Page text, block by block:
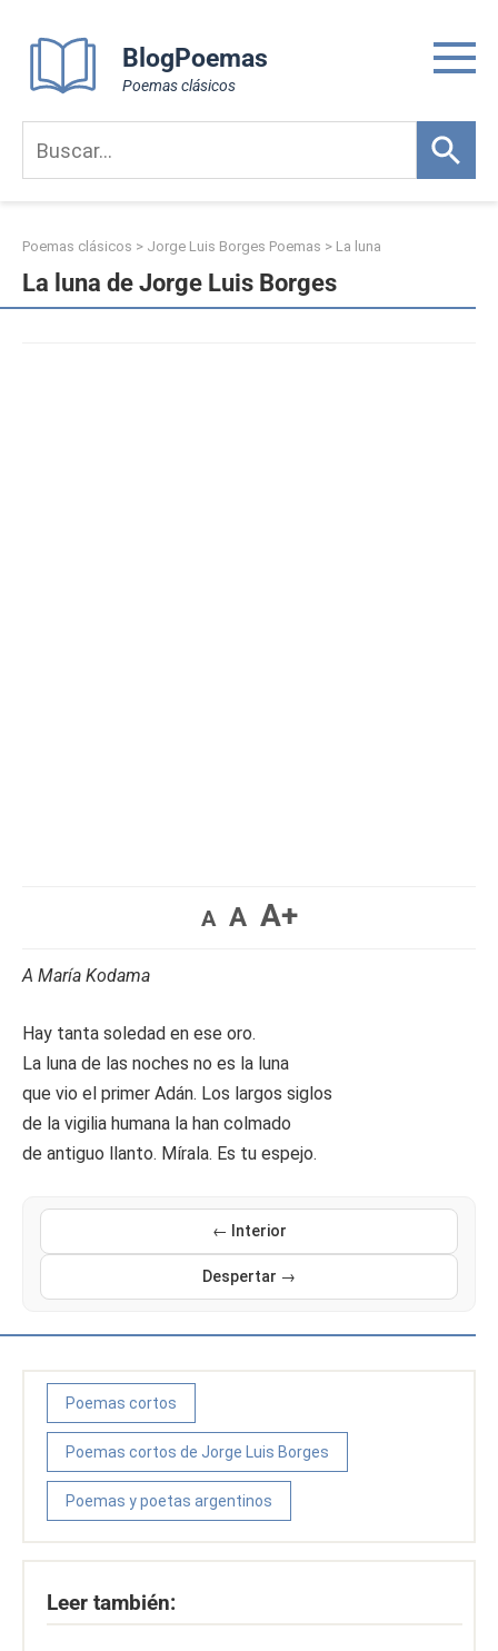
content
BlogPoemas
Poemas clásicos
Poemas clásicos > Jorge Luis Borges Poemas > La luna
La luna de Jorge Luis Borges
A A A+
A María Kodama
Hay tanta soledad en ese oro.
La luna de las noches no es la luna
que vio el primer Adán. Los largos siglos
de la vigilia humana la han colmado
de antiguo llanto. Mírala. Es tu espejo.
← Interior
Despertar →
Poemas cortos
Poemas cortos de Jorge Luis Borges
Poemas y poetas argentinos
Leer también: